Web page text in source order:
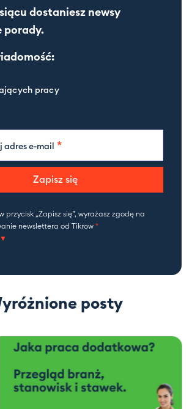
dostaniesz newsy
porady.
pracy
adres e-mail *
Zapisz się
przycisk „Zapisz się”, wyrażasz zgodę na
newslettera od Tikrow *
posty